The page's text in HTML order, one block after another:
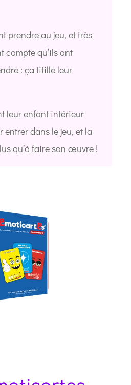
prendre au jeu, et très
compte qu’ils ont
: ça titille leur
leur enfant intérieur
dans le jeu, et la
qu’à faire son œuvre !